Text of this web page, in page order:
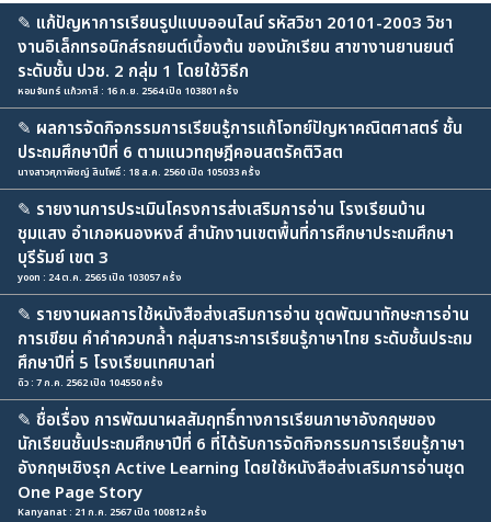
✎ แก้ปัญหาการเรียนรูปแบบออนไลน์ รหัสวิชา 20101-2003 วิชา
งานอิเล็กทรอนิกส์รถยนต์เบื้องต้น ของนักเรียน สาขางานยานยนต์
ระดับชั้น ปวช. 2 กลุ่ม 1 โดยใช้วิธีก
หอมจันทร์ แก้วกาสี : 16 ก.ย. 2564 เปิด 103801 ครั้ง
✎ ผลการจัดกิจกรรมการเรียนรู้การแก้โจทย์ปัญหาคณิตศาสตร์ ชั้น
ประถมศึกษาปีที่ 6 ตามแนวทฤษฎีคอนสตรัคติวิสต
นางสาวศุภาพิชญ์ สินโพธิ์ : 18 ส.ค. 2560 เปิด 105033 ครั้ง
✎ รายงานการประเมินโครงการส่งเสริมการอ่าน โรงเรียนบ้าน
ชุมแสง อำเภอหนองหงส์ สำนักงานเขตพื้นที่การศึกษาประถมศึกษา
บุรีรัมย์ เขต 3
yoon : 24 ต.ค. 2565 เปิด 103057 ครั้ง
✎ รายงานผลการใช้หนังสือส่งเสริมการอ่าน ชุดพัฒนาทักษะการอ่าน
การเขียน คำคำควบกล้ำ กลุ่มสาระการเรียนรู้ภาษาไทย ระดับชั้นประถม
ศึกษาปีที่ 5 โรงเรียนเทศบาลท่
ดิว : 7 ก.ค. 2562 เปิด 104550 ครั้ง
✎ ชื่อเรื่อง การพัฒนาผลสัมฤทธิ์ทางการเรียนภาษาอังกฤษของ
นักเรียนชั้นประถมศึกษาปีที่ 6 ที่ได้รับการจัดกิจกรรมการเรียนรู้ภาษา
อังกฤษเชิงรุก Active Learning โดยใช้หนังสือส่งเสริมการอ่านชุด
One Page Story
Kanyanat : 21 ก.ค. 2567 เปิด 100812 ครั้ง